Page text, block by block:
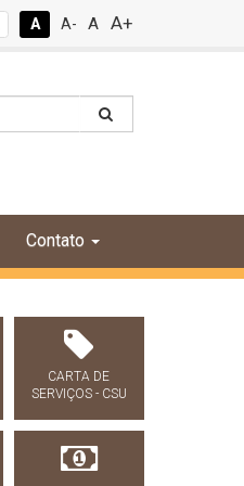
A A- A A+
Contato
CARTA DE
SERVIÇOS - CSU